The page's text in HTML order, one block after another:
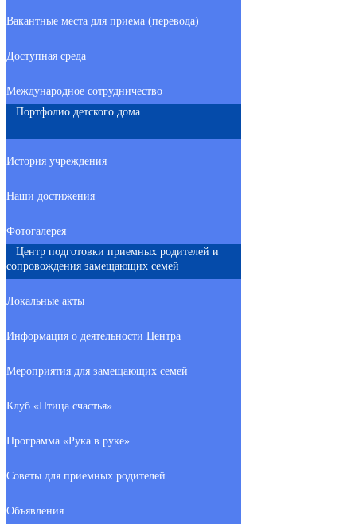
Вакантные места для приема (перевода)
Доступная среда
Международное сотрудничество
Портфолио детского дома
История учреждения
Наши достижения
Фотогалерея
Центр подготовки приемных родителей и
сопровождения замещающих семей
Локальные акты
Информация о деятельности Центра
Мероприятия для замещающих семей
Клуб «Птица счастья»
Программа «Рука в руке»
Советы для приемных родителей
Объявления